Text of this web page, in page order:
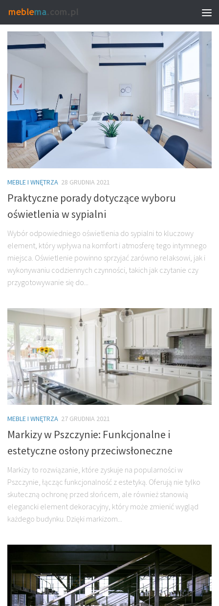
MONTHLY ARCHIVE:
MEBLE I WNĘTRZA 28 GRUDNIA 2021
Praktyczne porady dotyczące wyboru
oświetlenia w sypialni
Wybór odpowiedniego oświetlenia do sypialni to kluczowy
element, który wpływa na komfort i atmosferę tego intymnego
miejsca. Oświetlenie powinno sprzyjać zarówno relaksowi, jak i
wykonywaniu codziennych czynności, takich jak czytanie czy
przygotowywanie się do...
MEBLE I WNĘTRZA 27 GRUDNIA 2021
Markizy w Pszczynie: Funkcjonalne i
estetyczne osłony przeciwsłoneczne
Markizy to rozwiązanie, które zyskuje na popularności w
Pszczynie, łącząc funkcjonalność z estetyką. Oferują nie tylko
skuteczną ochronę przed słońcem, ale również stanowią
elegancki element dekoracyjny, który może zmienić wygląd
każdego budynku. Dzięki markizom...